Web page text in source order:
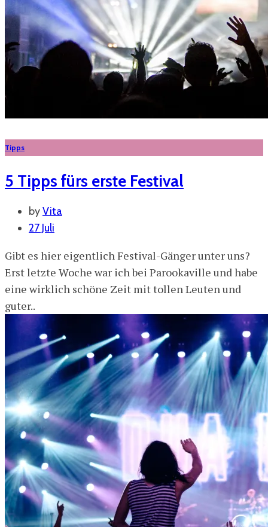
Tipps
5 Tipps fürs erste Festival
byVita
27 Juli
Gibt es hier eigentlich Festival-Gänger unter uns?
Erst letzte Woche war ich bei Parookaville und habe
eine wirklich schöne Zeit mit tollen Leuten und
guter..